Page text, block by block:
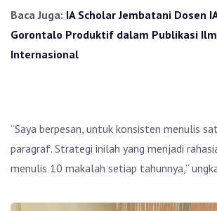
Baca Juga: IA Scholar Jembatani Dosen
Gorontalo Produktif dalam Publikasi
Internasional
“Saya berpesan, untuk konsisten menulis
paragraf. Strategi inilah yang menjadi
menulis 10 makalah setiap tahunnya,”